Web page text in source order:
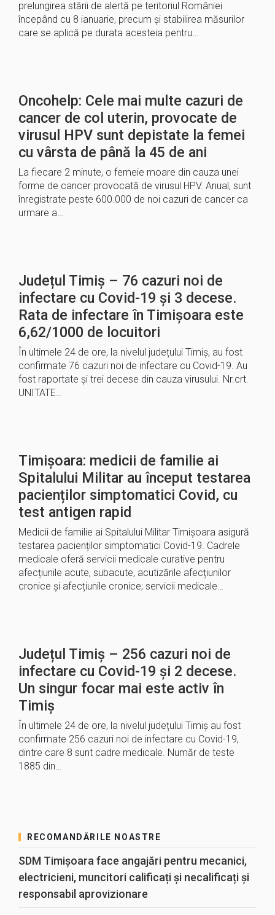
prelungirea stării de alertă pe teritoriul României
începând cu 8 ianuarie, precum şi stabilirea măsurilor
care se aplică pe durata acesteia pentru…
Oncohelp: Cele mai multe cazuri de
cancer de col uterin, provocate de
virusul HPV sunt depistate la femei
cu vârsta de până la 45 de ani
La fiecare 2 minute, o femeie moare din cauza unei
forme de cancer provocată de virusul HPV. Anual, sunt
înregistrate peste 600.000 de noi cazuri de cancer ca
urmare a…
Județul Timiș – 76 cazuri noi de
infectare cu Covid-19 și 3 decese.
Rata de infectare în Timișoara este
6,62/1000 de locuitori
În ultimele 24 de ore, la nivelul județului Timiș, au fost
confirmate 76 cazuri noi de infectare cu Covid-19. Au
fost raportate și trei decese din cauza virusului. Nr.crt.
UNITATE…
Timișoara: medicii de familie ai
Spitalului Militar au început testarea
pacienților simptomatici Covid, cu
test antigen rapid
Medicii de familie ai Spitalului Militar Timișoara asigură
testarea pacienților simptomatici Covid-19. Cadrele
medicale oferă servicii medicale curative pentru
afecțiunile acute, subacute, acutizările afecțiunilor
cronice și afecțiunile cronice; servicii medicale…
Județul Timiș – 256 cazuri noi de
infectare cu Covid-19 și 2 decese.
Un singur focar mai este activ în
Timiș
În ultimele 24 de ore, la nivelul județului Timiș au fost
confirmate 256 cazuri noi de infectare cu Covid-19,
dintre care 8 sunt cadre medicale. Număr de teste
1885 din…
RECOMANDĂRILE NOASTRE
SDM Timișoara face angajări pentru mecanici,
electricieni, muncitori calificați și necalificați și
responsabil aprovizionare